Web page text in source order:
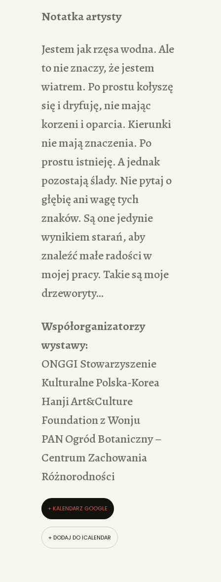
Notatka artysty
Jestem jak rzęsa wodna. Ale
to nie znaczy, że jestem
wiatrem. Po prostu kołyszę
się i dryfuję, nie mając
korzeni i oparcia. Kierunki
nie mają znaczenia. Po
prostu istnieję. A jednak
pozostają ślady. Nie pytaj o
głębię ani wagę tych
znaków. Są one jedynie
wynikiem starań, aby
znaleźć małe radości w
mojej pracy. Takie są moje
drzeworyty…
Współorganizatorzy
wystawy:
ONGGI Stowarzyszenie
Kulturalne Polska-Korea
Hanji Art&Culture
Foundation z Wonju
PAN Ogród Botaniczny –
Centrum Zachowania
Różnorodności
+ KALENDARZ GOOGLE
+ DODAJ DO ICALENDAR